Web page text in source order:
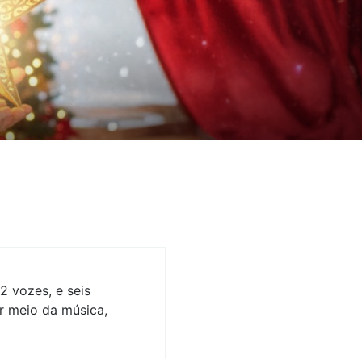
vozes, e seis
meio da música,